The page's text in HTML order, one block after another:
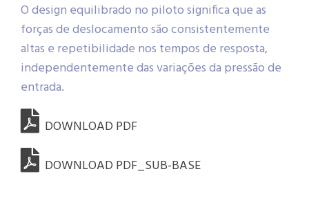
O design equilibrado no piloto significa que as
forças de deslocamento são consistentemente
altas e repetibilidade nos tempos de resposta,
independentemente das variações da pressão de
entrada.
DOWNLOAD PDF
DOWNLOAD PDF_SUB-BASE